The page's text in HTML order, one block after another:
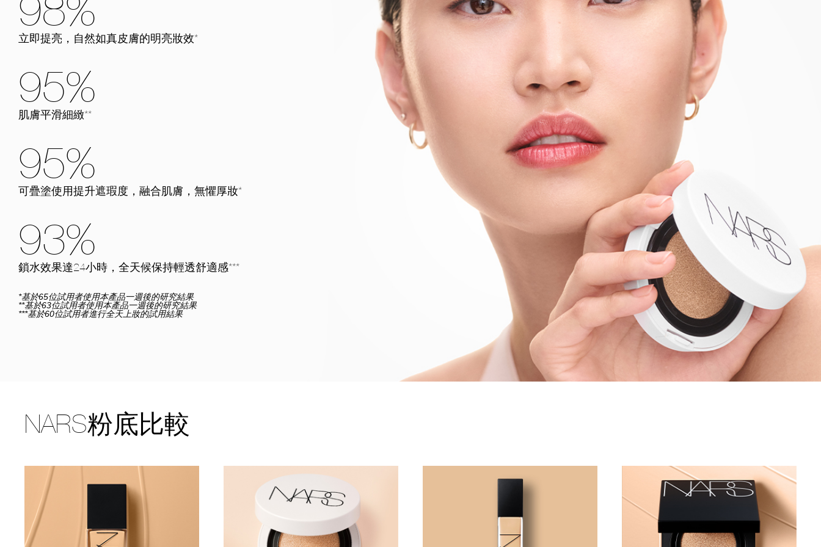
立即提亮，自然如真皮膚的明亮妝效*
95%
肌膚平滑細緻**
95%
可疊塗使用提升遮瑕度，融合肌膚，無懼厚妝*
93%
鎖水效果達24小時，全天候保持輕透舒適感***
*基於65位試用者使用本產品一週後的研究結果
**基於63位試用者使用本產品一週後的研究結果
***基於60位試用者進行全天上妝的試用結果
NARS粉底比較